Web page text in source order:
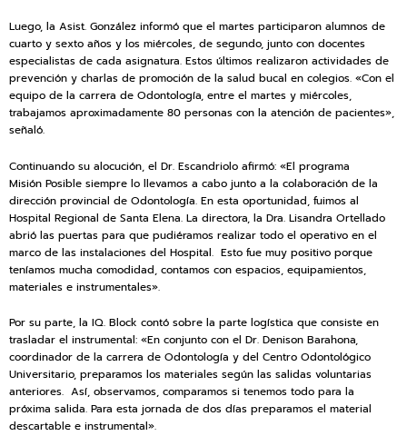
Luego, la Asist. González informó que el martes participaron alumnos de
cuarto y sexto años y los miércoles, de segundo, junto con docentes
especialistas de cada asignatura. Estos últimos realizaron actividades de
prevención y charlas de promoción de la salud bucal en colegios. «Con el
equipo de la carrera de Odontología, entre el martes y miércoles,
trabajamos aproximadamente 80 personas con la atención de pacientes»,
señaló.
Continuando su alocución, el Dr. Escandriolo afirmó: «El programa
Misión Posible siempre lo llevamos a cabo junto a la colaboración de la
dirección provincial de Odontología. En esta oportunidad, fuimos al
Hospital Regional de Santa Elena. La directora, la Dra. Lisandra Ortellado
abrió las puertas para que pudiéramos realizar todo el operativo en el
marco de las instalaciones del Hospital. Esto fue muy positivo porque
teníamos mucha comodidad, contamos con espacios, equipamientos,
materiales e instrumentales».
Por su parte, la IQ. Block contó sobre la parte logística que consiste en
trasladar el instrumental: «En conjunto con el Dr. Denison Barahona,
coordinador de la carrera de Odontología y del Centro Odontológico
Universitario, preparamos los materiales según las salidas voluntarias
anteriores. Así, observamos, comparamos si tenemos todo para la
próxima salida. Para esta jornada de dos días preparamos el material
descartable e instrumental».